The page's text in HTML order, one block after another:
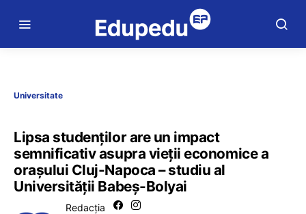
Universitate
Lipsa studenților are un impact
semnificativ asupra vieții economice a
orașului Cluj-Napoca – studiu al
Universității Babeș-Bolyai
Redacția